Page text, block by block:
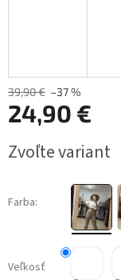
39,90 € –37 %
24,90 €
cena:
Zvoľte variant
Farba:
Veľkosť